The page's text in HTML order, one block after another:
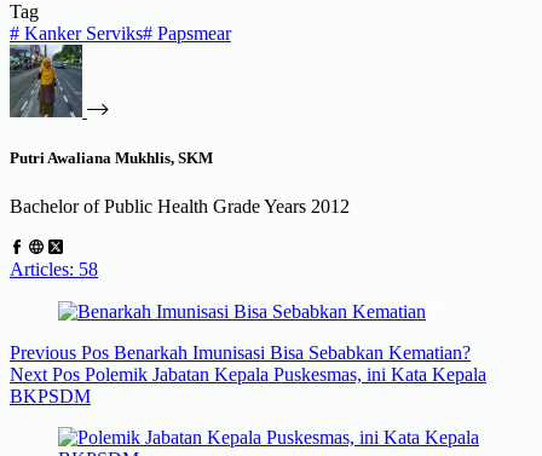
Tag
# Kanker Serviks# Papsmear
Putri Awaliana Mukhlis, SKM
Bachelor of Public Health Grade Years 2012
Articles: 58
Previous Pos Benarkah Imunisasi Bisa Sebabkan Kematian?
Next Pos Polemik Jabatan Kepala Puskesmas, ini Kata Kepala
BKPSDM